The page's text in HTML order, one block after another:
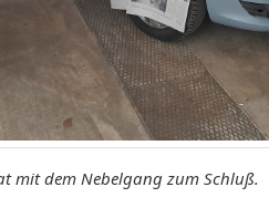
mit dem Nebelgang zum Schluß.